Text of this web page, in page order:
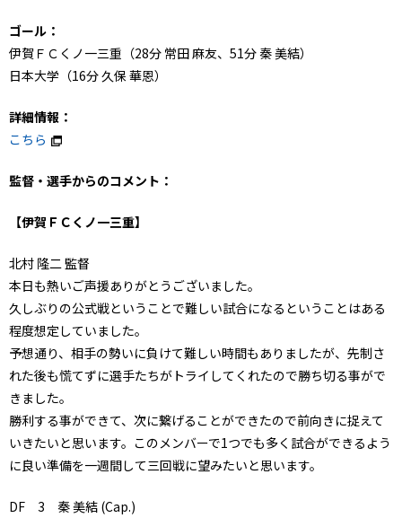
ゴール：
伊賀ＦＣくノ一三重（28分 常田 麻友、51分 秦 美結）
日本大学（16分 久保 華恩）
詳細情報：
こちら
監督・選手からのコメント：
【伊賀ＦＣくノ一三重】
北村 隆二 監督
本日も熱いご声援ありがとうございました。
久しぶりの公式戦ということで難しい試合になるということはある
程度想定していました。
予想通り、相手の勢いに負けて難しい時間もありましたが、先制さ
れた後も慌てずに選手たちがトライしてくれたので勝ち切る事がで
きました。
勝利する事ができて、次に繋げることができたので前向きに捉えて
いきたいと思います。このメンバーで1つでも多く試合ができるよう
に良い準備を一週間して三回戦に望みたいと思います。
DF 3 秦 美結 (Cap.)